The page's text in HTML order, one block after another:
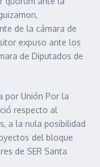
de la cámara de
expuso ante los
de Diputados de
por Unión Por la
respecto al
a la nula posibilidad
del bloque
de SER Santa